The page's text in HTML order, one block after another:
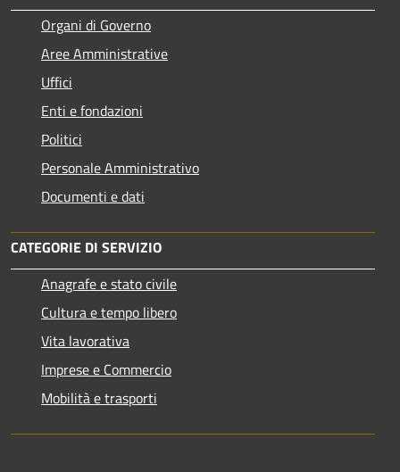
Organi di Governo
Aree Amministrative
Uffici
Enti e fondazioni
Politici
Personale Amministrativo
Documenti e dati
CATEGORIE DI SERVIZIO
Anagrafe e stato civile
Cultura e tempo libero
Vita lavorativa
Imprese e Commercio
Mobilità e trasporti